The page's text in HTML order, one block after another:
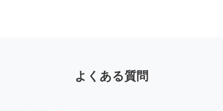
よくある質問